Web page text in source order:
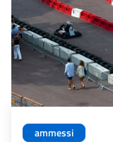
ammessi